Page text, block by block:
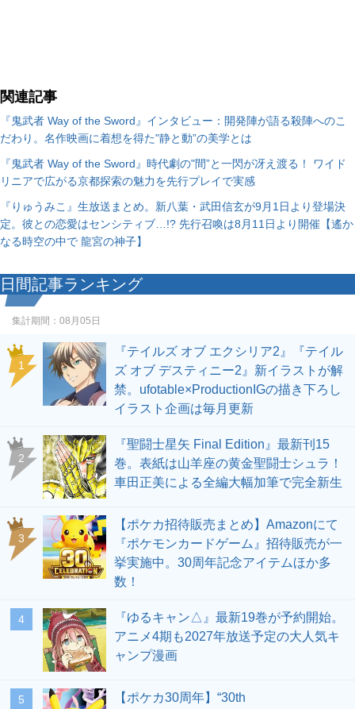
関連記事
『鬼武者 Way of the Sword』インタビュー：開発陣が語る殺陣へのこ
だわり。名作映画に着想を得た"静と動”の美学とは
『鬼武者 Way of the Sword』時代劇の"間”と一閃が冴え渡る！ ワイド
リニアで広がる京都探索の魅力を先行プレイで実感
『りゅうみこ』生放送まとめ。新八葉・武田信玄が9月1日より登場決
定。彼との恋愛はセンシティブ…!? 先行召喚は8月11日より開催【遙か
なる時空の中で 龍宮の神子】
日間記事ランキング
集計期間： 08月05日
1
『テイルズ オブ エクシリア2』『テイル
ズ オブ デスティニー2』新イラストが解
禁。ufotable×ProductionIGの描き下ろし
イラスト企画は毎月更新
2
『聖闘士星矢 Final Edition』最新刊15
巻。表紙は山羊座の黄金聖闘士シュラ！
車田正美による全編大幅加筆で完全新生
3
【ポケカ招待販売まとめ】Amazonにて
『ポケモンカードゲーム』招待販売が一
挙実施中。30周年記念アイテムほか多
数！
4
『ゆるキャン△』最新19巻が予約開始。
アニメ4期も2027年放送予定の大人気キ
ャンプ漫画
5
【ポケカ30周年】“30th